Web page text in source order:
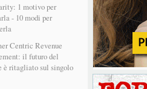
1 motivo per
- 10 modi per
Centric Revenue
il futuro del
è ritagliato sul singolo